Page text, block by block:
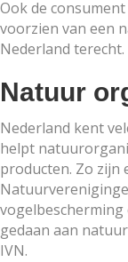
Ook de
voorzien van een
Nederland terecht.
Natuur
Nederland kent
helpt
producten. Zo zijn
vogelbescherming
gedaan aan
IVN.